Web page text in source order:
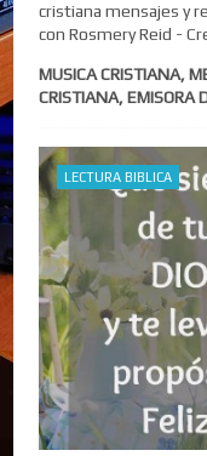
cristiana mensajes y
con Rosmery Reid -
MUSICA CRISTIANA,
CRISTIANA, EMISORA
LECTURA BIBLICA